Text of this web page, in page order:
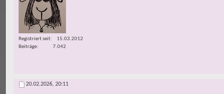
Registriert seit
15.03.2012
Beiträge
7.042
20.02.2026, 20:11